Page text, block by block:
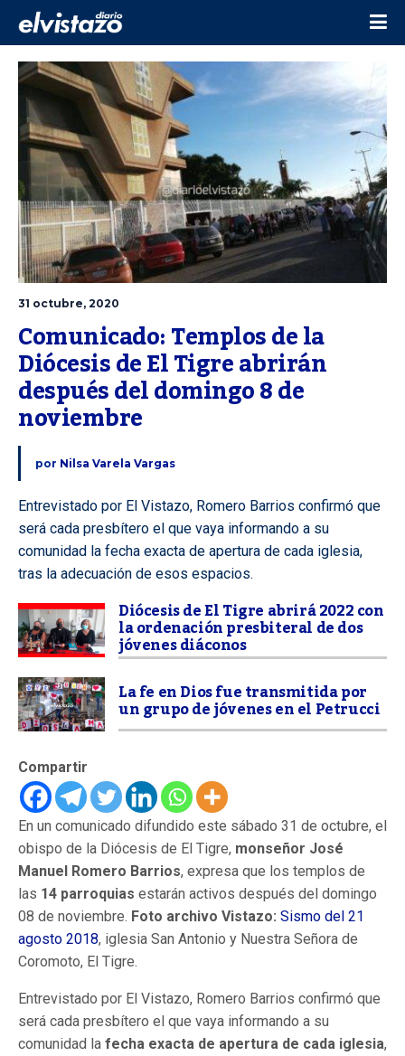
31 octubre, 2020
Comunicado: Templos de la
Diócesis de El Tigre abrirán
después del domingo 8 de
noviembre
por Nilsa Varela Vargas
Entrevistado por El Vistazo, Romero Barrios confirmó que
será cada presbítero el que vaya informando a su
comunidad la fecha exacta de apertura de cada iglesia,
tras la adecuación de esos espacios.
Diócesis de El Tigre abrirá 2022 con
la ordenación presbiteral de dos
jóvenes diáconos
La fe en Dios fue transmitida por
un grupo de jóvenes en el Petrucci
Compartir
En un comunicado difundido este sábado 31 de octubre, el
obispo de la Diócesis de El Tigre, monseñor José
Manuel Romero Barrios, expresa que los templos de
las 14 parroquias estarán activos después del domingo
08 de noviembre. Foto archivo Vistazo: Sismo del 21
agosto 2018, iglesia San Antonio y Nuestra Señora de
Coromoto, El Tigre.
Entrevistado por El Vistazo, Romero Barrios confirmó que
será cada presbítero el que vaya informando a su
comunidad la fecha exacta de apertura de cada iglesia,